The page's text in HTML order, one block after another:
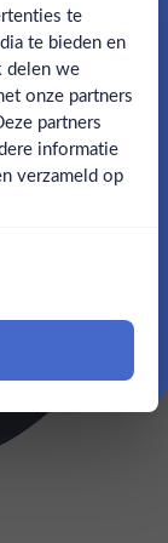
te
te bieden en
delen we
onze partners
partners
informatie
verzameld op
op je eerste